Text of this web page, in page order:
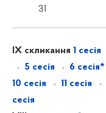
31
IX скликання 1 сесія
5 сесія
6 сесія*
10 сесія
11 сесія
сесія